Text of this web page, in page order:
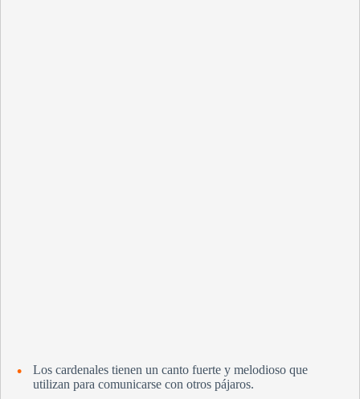
Los cardenales tienen un canto fuerte y melodioso que
utilizan para comunicarse con otros pájaros.